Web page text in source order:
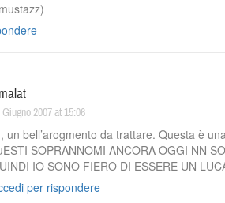
Giugno 2007 at 15:06
un bell’arogmento da trattare. Questa è
SOPRANNOMI ANCORA OGGI NN
IO SONO FIERO DI ESSERE UN
per rispondere